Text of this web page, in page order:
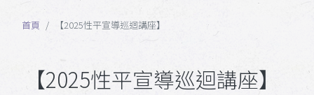
首頁 【2025性平宣導巡迴講座】
【2025性平宣導巡迴講座】